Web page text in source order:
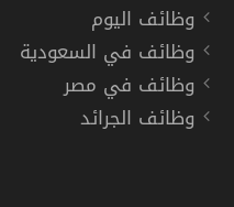
وظائف اليوم
وظائف في السعودية
وظائف في مصر
وظائف الجرائد